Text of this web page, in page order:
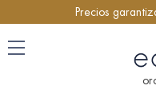
Precios